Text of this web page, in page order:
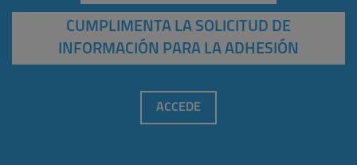
CUMPLIMENTA LA SOLICITUD DE
INFORMACIÓN PARA LA ADHESIÓN
ACCEDE